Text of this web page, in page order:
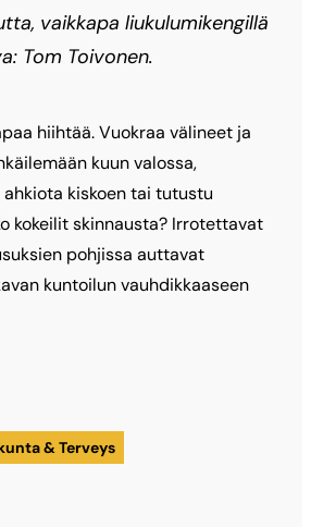
vaikkapa liukulumikengillä
Tom Toivonen.
hiihtää. Vuokraa välineet ja
kuun valossa,
kiskoen tai tutustu
kokeilit skinnausta? Irrotettavat
pohjissa auttavat
kuntoilun vauhdikkaaseen
& Terveys